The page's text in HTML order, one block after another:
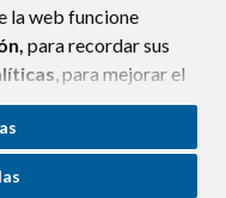
la web funcione
para recordar sus
, para mejorar el
todas”
el botón